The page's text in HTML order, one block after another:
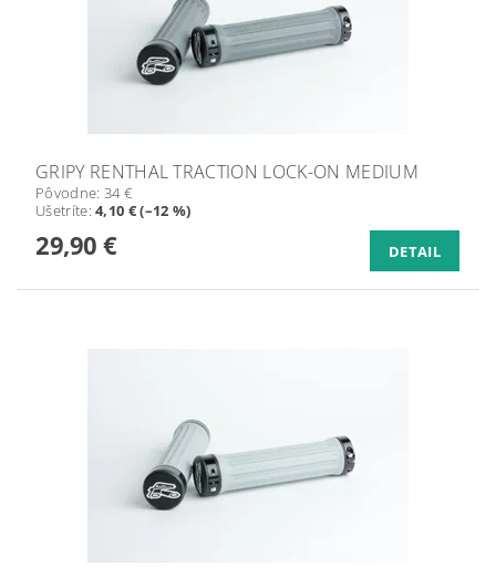
GRIPY RENTHAL TRACTION LOCK-ON MEDIUM
Pôvodne: 34 €
Ušetríte:4,10 € (–12 %)
29,90 € DETAIL